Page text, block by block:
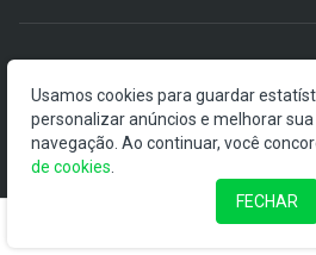
O Money Times publica matérias
visam a democratização da
publicações devem ser
anunciadores e divulgadores,
Usamos cookies para guardar
personalizar anúncios e melhorar
navegação. Ao continuar, você
de cookies
FECHAR